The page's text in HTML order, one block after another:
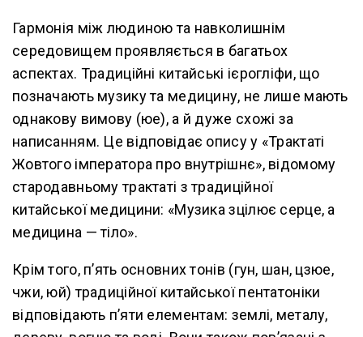
Гармонія між людиною та навколишнім
середовищем проявляється в багатьох
аспектах. Традиційні китайські ієрогліфи, що
позначають музику та медицину, не лише мають
однакову вимову (юе), а й дуже схожі за
написанням. Це відповідає опису у «Трактаті
Жовтого імператора про внутрішнє», відомому
стародавньому трактаті з традиційної
китайської медицини: «Музика зцілює серце, а
медицина — тіло».
Крім того, п’ять основних тонів (гун, шан, цзюе,
чжи, юй) традиційної китайської пентатоніки
відповідають п’яти елементам: землі, металу,